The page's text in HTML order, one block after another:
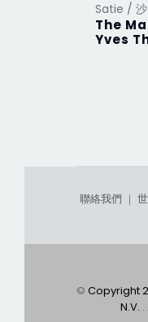
Satie /
The
Yves
聯絡我們 ｜
© Copyright
N.V.